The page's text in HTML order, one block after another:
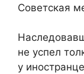
Советская
не успел
у